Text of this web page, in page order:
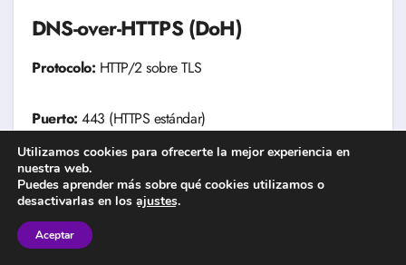
DNS-over-HTTPS (DoH)
Protocolo: HTTP/2 sobre TLS
Puerto: 443 (HTTPS estándar)
Ventaja:Difícil de detectar/bloquear (parece tráfico web
normal)
Configuración en AdGuard Home:
Utilizamos cookies para ofrecerte la mejor experiencia en
nuestra web.
Puedes aprender más sobre qué cookies utilizamos o
desactivarlas en los ajustes.
Aceptar